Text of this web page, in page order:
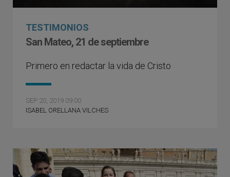
TESTIMONIOS
San Mateo, 21 de septiembre
Primero en redactar la vida de Cristo
SEP 20, 2019 09:00
ISABEL ORELLANA VILCHES